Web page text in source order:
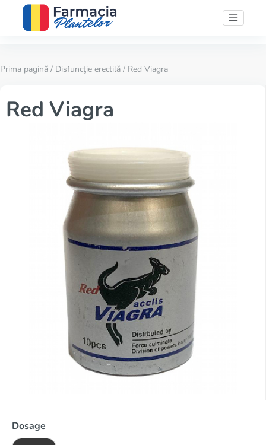
Prima pagină / Disfuncţie erectilă / Red Viagra
Red Viagra
Dosage